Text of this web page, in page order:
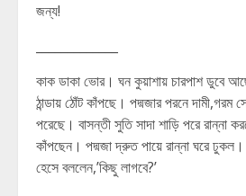
জন্য!
কাক ডাকা ভোর। ঘন কুয়াশায় চারপাশ ডুবে
ঠান্ডায় ঠোঁট কাঁপছে। পদ্মজার পরনে দামী,গরম
পরেছে। বাসন্তী সুতি সাদা শাড়ি পরে রান্না
কাঁপছেন। পদ্মজা দ্রুত পায়ে রান্না ঘরে ঢুকল।
হেসে বললেন,’কিছু লাগবে?’